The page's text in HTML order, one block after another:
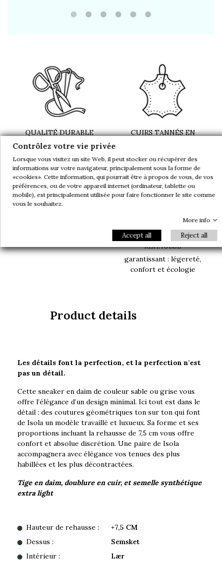
QUALITÉ DURABLE
DEPUIS 51 ANS
en direct de nos ateliers
CUIRS TANNÉS EN
TECHNOLOGIE DE
RÉHAUSSE
garantissant : légereté,
confort et écologie
Product details
Les détails font la perfection, et la perfection n'est
pas un détail.
Cette sneaker en daim de couleur sable ou grise vous
offre l’élégance d’un design minimal. Ici tout est dans le
détail : des coutures géométriques ton sur ton qui font
de Isola un modèle travaillé et luxueux. Sa forme et ses
proportions incluant la rehausse de 7,5 cm vous offre
confort et absolue discrétion. Une paire de Isola
accompagnera avec élégance vos tenues des plus
habillées et les plus décontractées.
Tige en daim, doublure en cuir, et semelle synthétique
extra light
Hauteur de rehausse :
+7,5 CM
Dessus :
Semsket
Intérieur :
Lær
Contrôlez votre vie privée
Lorsque vous visitez un site Web, il peut stocker ou récupérer des
informations sur votre navigateur, principalement sous la forme de
«cookies». Cette information, qui pourrait être à propos de vous, de vos
préférences, ou de votre appareil internet (ordinateur, tablette ou
mobile), est principalement utilisée pour faire fonctionner le site comme
vous le souhaitez.
More info
Accept all Reject all